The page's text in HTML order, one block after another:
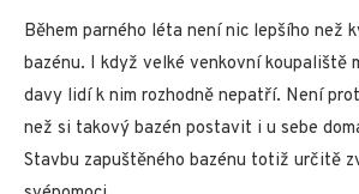
Během parného léta není nic lepšího než
bazénu. I když velké venkovní koupaliště
davy lidí k nim rozhodně nepatří. Není
než si takový bazén postavit i u sebe
Stavbu zapuštěného bazénu totiž určitě